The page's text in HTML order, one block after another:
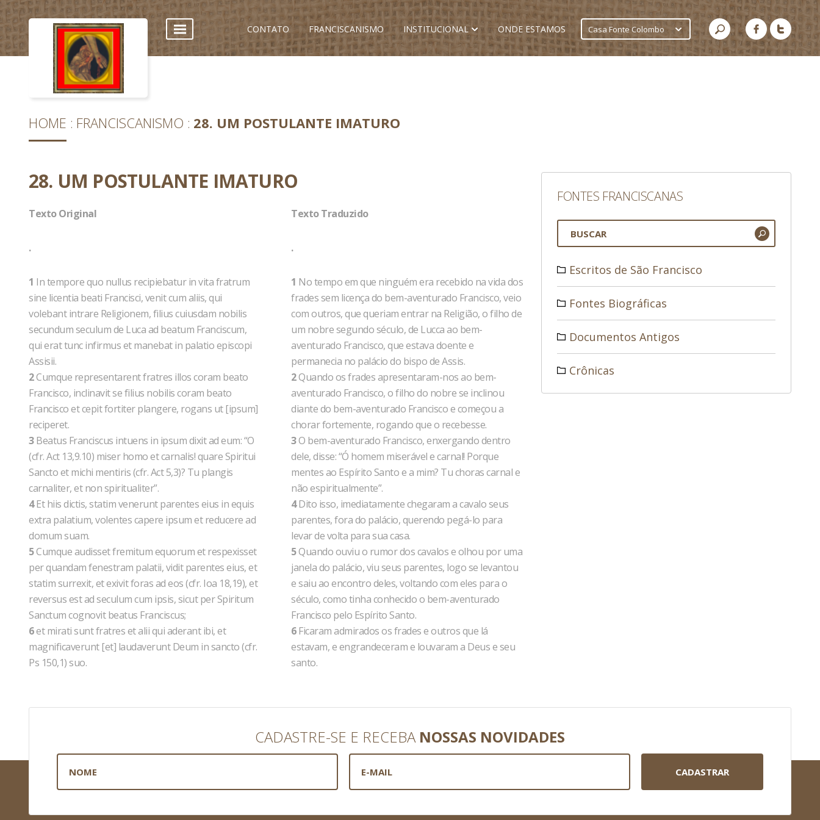
CONTATO FRANCISCANISMO INSTITUCIONAL ONDE ESTAMOS Casa Fonte Colombo
HOME FRANCISCANISMO 28. UM POSTULANTE IMATURO
28. UM POSTULANTE IMATURO
Texto Original
.
1 In tempore quo nullus recipiebatur in vita fratrum
sine licentia beati Francisci, venit cum aliis, qui
volebant intrare Religionem, filius cuiusdam nobilis
secundum seculum de Luca ad beatum Franciscum,
qui erat tunc infirmus et manebat in palatio episcopi
Assisii.
2Cumque representarent fratres illos coram beato
Francisco, inclinavit se filius nobilis coram beato
Francisco et cepit fortiter plangere, rogans ut [ipsum]
reciperet.
3Beatus Franciscus intuens in ipsum dixit ad eum: “O
(cfr. Act 13,9.10) miser homo et carnalis! quare Spiritui
Sancto et michi mentiris (cfr. Act 5,3)? Tu plangis
carnaliter, et non spiritualiter”.
4Et hiis dictis, statim venerunt parentes eius in equis
extra palatium, volentes capere ipsum et reducere ad
domum suam.
5Cumque audisset fremitum equorum et respexisset
per quandam fenestram palatii, vidit parentes eius, et
statim surrexit, et exivit foras ad eos (cfr. Ioa 18,19), et
reversus est ad seculum cum ipsis, sicut per Spiritum
Sanctum cognovit beatus Franciscus;
6et mirati sunt fratres et alii qui aderant ibi, et
magnificaverunt [et] laudaverunt Deum in sancto (cfr.
Ps 150,1) suo.
Texto Traduzido
.
1 No tempo em que ninguém era recebido na vida dos
frades sem licença do bem-aventurado Francisco, veio
com outros, que queriam entrar na Religião, o filho de
um nobre segundo século, de Lucca ao bem-
aventurado Francisco, que estava doente e
permanecia no palácio do bispo de Assis.
2Quando os frades apresentaram-nos ao bem-
aventurado Francisco, o filho do nobre se inclinou
diante do bem-aventurado Francisco e começou a
chorar fortemente, rogando que o recebesse.
3O bem-aventurado Francisco, enxergando dentro
dele, disse: “Ó homem miserável e carnal! Porque
mentes ao Espírito Santo e a mim? Tu choras carnal e
não espiritualmente”.
4Dito isso, imediatamente chegaram a cavalo seus
parentes, fora do palácio, querendo pegá-lo para
levar de volta para sua casa.
5Quando ouviu o rumor dos cavalos e olhou por uma
janela do palácio, viu seus parentes, logo se levantou
e saiu ao encontro deles, voltando com eles para o
século, como tinha conhecido o bem-aventurado
Francisco pelo Espírito Santo.
6Ficaram admirados os frades e outros que lá
estavam, e engrandeceram e louvaram a Deus e seu
santo.
FONTES FRANCISCANAS
Escritos de São Francisco
Fontes Biográficas
Documentos Antigos
Crônicas
CADASTRE-SE E RECEBA NOSSAS NOVIDADES
CADASTRAR